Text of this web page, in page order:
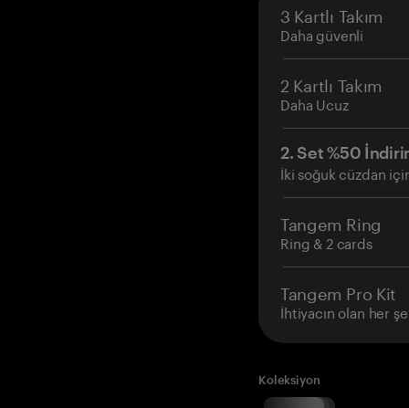
3 Kartlı Takım
Daha güvenli
2 Kartlı Takım
Daha Ucuz
2. Set %50
İki soğuk cüzdan
Tangem Ring
Ring & 2 cards
Tangem Pro Kit
İhtiyacın olan her
Koleksiyon